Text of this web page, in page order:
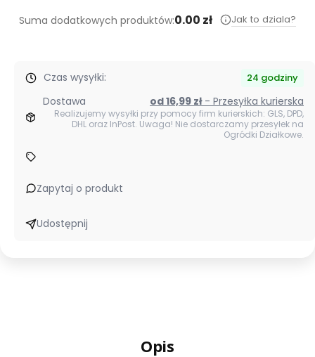
Suma dodatkowych produktów:0.00 zł Jak to dziala?
Czas wysyłki: 24 godziny
Dostawa od 16,99 zł - Przesyłka kurierska
Realizujemy wysyłki przy pomocy firm kurierskich: GLS, DPD,
DHL oraz InPost. Uwaga! Nie dostarczamy przesyłek na
Ogródki Działkowe.
Zapytaj o produkt
Udostępnij
Opis